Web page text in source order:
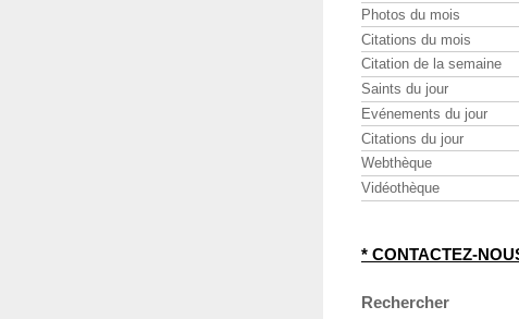
Photos du mois
Citations du mois
Citation de la semaine
Saints du jour
Evénements du jour
Citations du jour
Webthèque
Vidéothèque
* CONTACTEZ-
Rechercher